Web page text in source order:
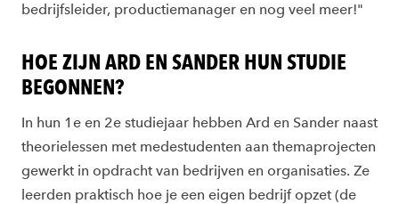
bedrijfsleider, productiemanager en nog veel meer!"
HOE ZIJN ARD EN SANDER HUN STUDIE
BEGONNEN?
In hun 1e en 2e studiejaar hebben Ard en Sander naast
theorielessen met medestudenten aan themaprojecten
gewerkt in opdracht van bedrijven en organisaties. Ze
leerden praktisch hoe je een eigen bedrijf opzet (de